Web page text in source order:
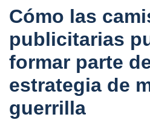
Cómo las
publicitarias
formar parte
estrategia de
guerrilla